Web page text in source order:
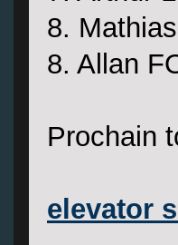
8.
8. Allan
Prochain
elevator